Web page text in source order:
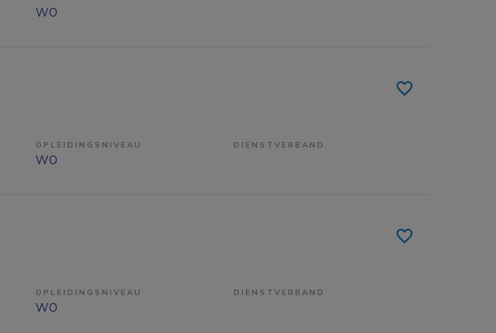
WO
OPLEIDINGSNIVEAU
WO
DIENSTVERBAND
OPLEIDINGSNIVEAU
WO
DIENSTVERBAND